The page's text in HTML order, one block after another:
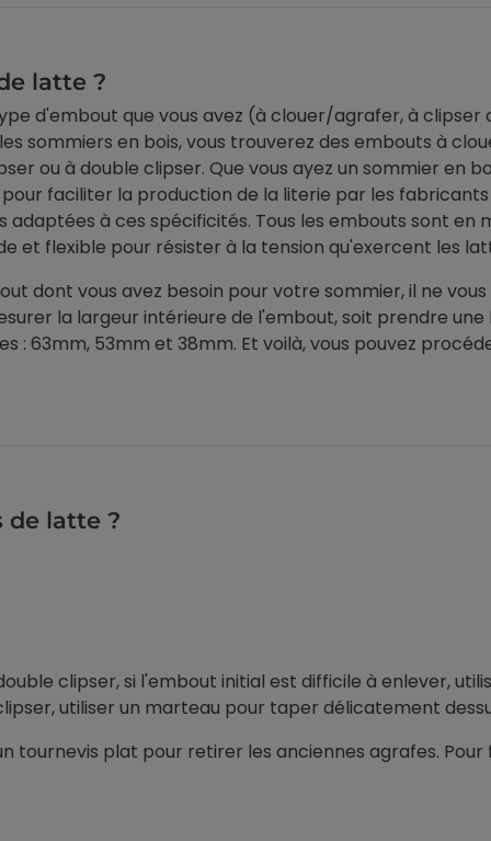
latte ?
d'embout que vous avez (à clouer/agrafer, à
sommiers en bois, vous trouverez des embouts à
ou à double clipser. Que vous ayez un sommier en
faciliter la production de la literie par les
à ces spécificités. Tous les embouts sont
et flexible pour résister à la tension qu'exercent les
dont vous avez besoin pour votre sommier, il ne
la largeur intérieure de l'embout, soit prendre
: 63mm, 53mm et 38mm. Et voilà, vous pouvez
de latte ?
clipser, si l'embout initial est difficile à enlever,
utiliser un marteau pour taper délicatement
tournevis plat pour retirer les anciennes agrafes. Pour